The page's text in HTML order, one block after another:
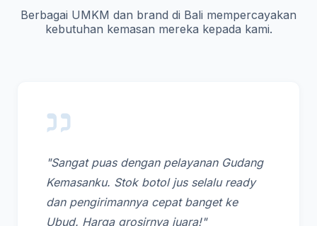
Berbagai UMKM dan brand di Bali mempercayakan
kebutuhan kemasan mereka kepada kami.
"Sangat puas dengan pelayanan Gudang
Kemasanku. Stok botol jus selalu ready
dan pengirimannya cepat banget ke
Ubud. Harga grosirnya juara!"